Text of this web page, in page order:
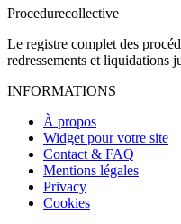
Procedurecollective
Le registre complet des
redressements et liquidations
INFORMATIONS
À propos
Widget pour votre site
Contact & FAQ
Mentions légales
Privacy
Cookies